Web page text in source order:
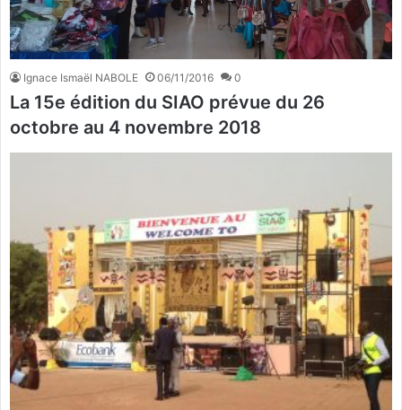
Ignace Ismaël NABOLE 06/11/2016 0
La 15e édition du SIAO prévue du 26
octobre au 4 novembre 2018